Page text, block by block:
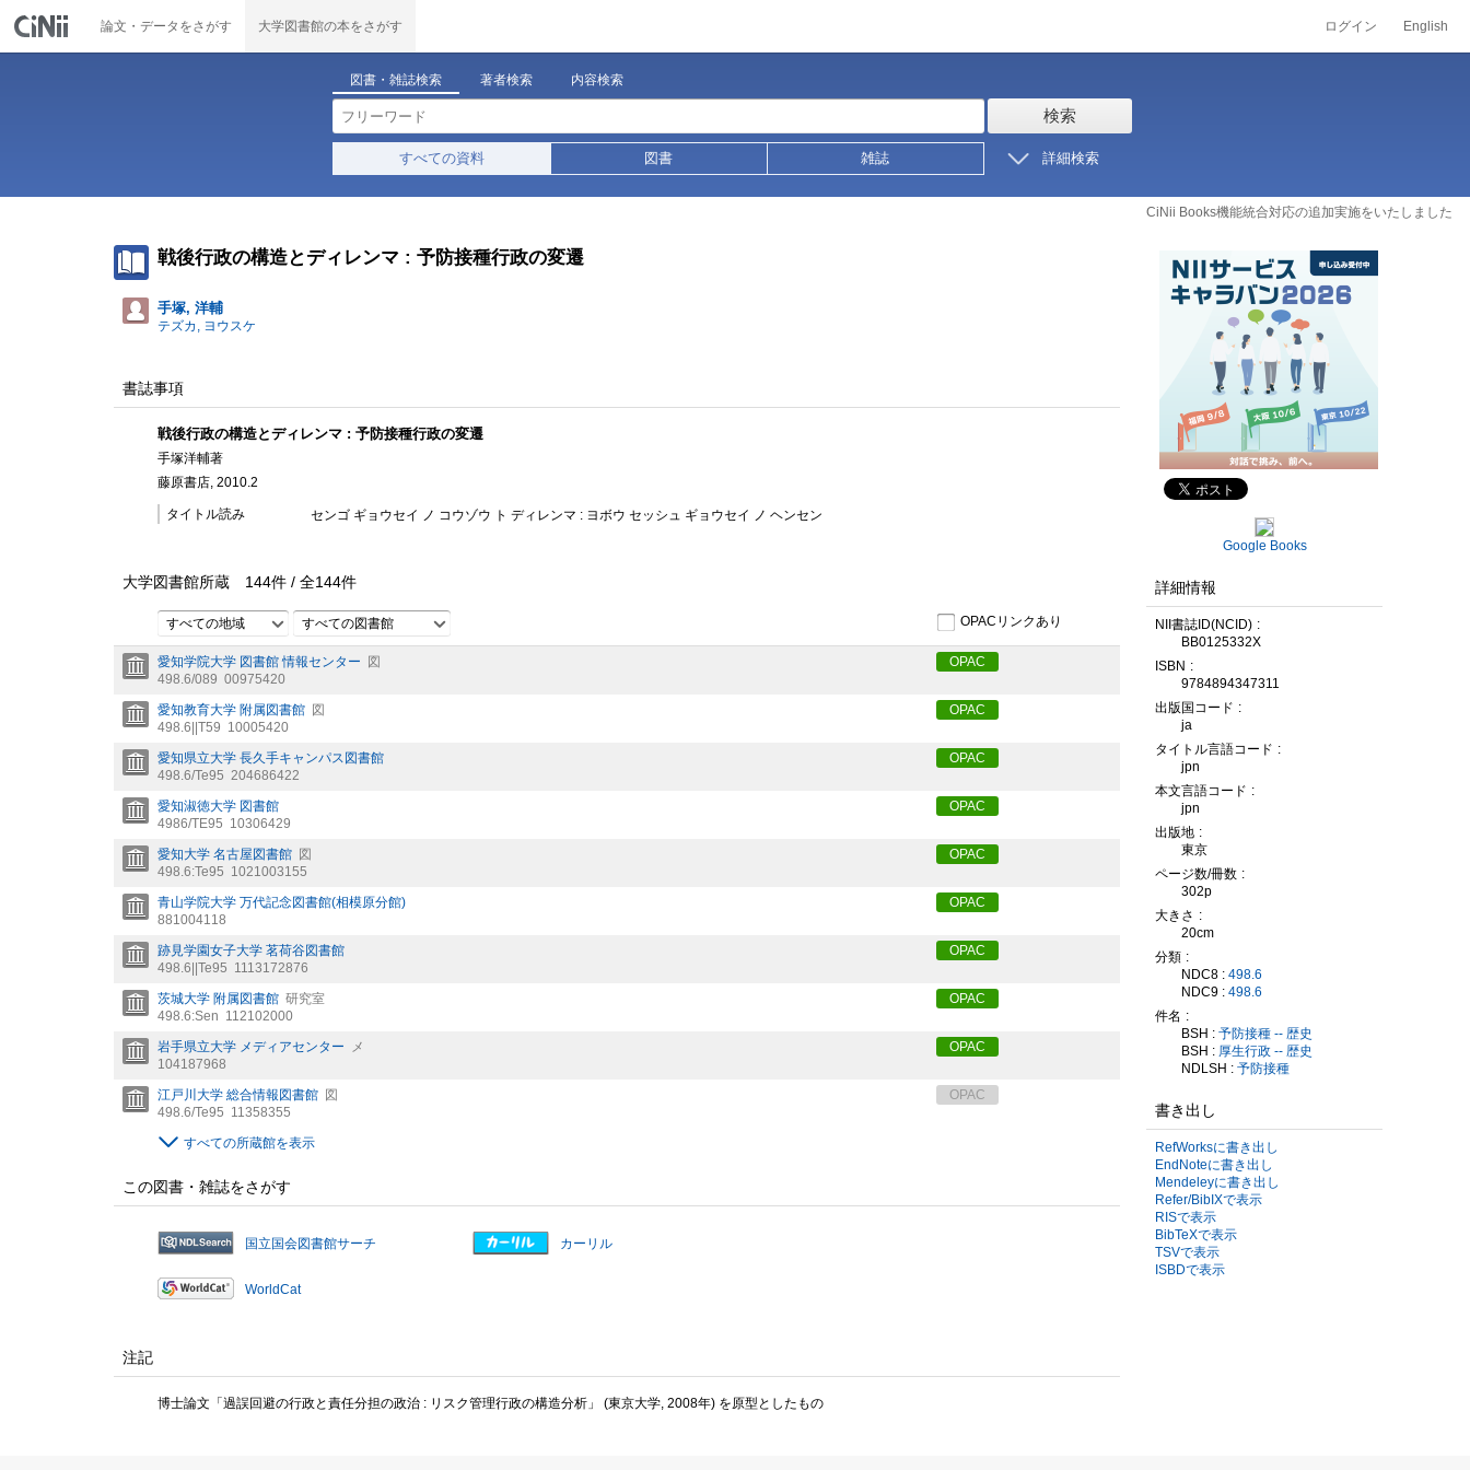
論文・データをさがす 大学図書館の本をさがす ログイン English
図書・雑誌検索 著者検索 内容検索
検索
すべての資料 図書 雑誌 詳細検索
CiNii Books機能統合対応の追加実施をいたしました
戦後行政の構造とディレンマ : 予防接種行政の変遷
手塚, 洋輔
テズカ, ヨウスケ
書誌事項
戦後行政の構造とディレンマ : 予防接種行政の変遷
手塚洋輔著
藤原書店, 2010.2
タイトル読み センゴ ギョウセイ ノ コウゾウ ト ディレンマ : ヨボウ セッシュ ギョウセイ ノ ヘンセン
大学図書館所蔵 144件 / 全144件
すべての地域 すべての図書館 OPACリンクあり
愛知学院大学 図書館 情報センター 図
498.6/089 00975420
OPAC
愛知教育大学 附属図書館 図
498.6||T59 10005420
OPAC
愛知県立大学 長久手キャンパス図書館
498.6/Te95 204686422
OPAC
愛知淑徳大学 図書館
4986/TE95 10306429
OPAC
愛知大学 名古屋図書館 図
498.6:Te95 1021003155
OPAC
青山学院大学 万代記念図書館(相模原分館)
881004118
OPAC
跡見学園女子大学 茗荷谷図書館
498.6||Te95 1113172876
OPAC
茨城大学 附属図書館 研究室
498.6:Sen 112102000
OPAC
岩手県立大学 メディアセンター
メ
104187968
OPAC
江戸川大学 総合情報図書館 図
498.6/Te95 11358355
OPAC
すべての所蔵館を表示
この図書・雑誌をさがす
国立国会図書館サーチ カーリル
WorldCat
注記
博士論文「過誤回避の行政と責任分担の政治 : リスク管理行政の構造分析」 (東京大学, 2008年) を原型としたもの
Google Books
詳細情報
NII書誌ID(NCID)
BB0125332X
ISBN
9784894347311
出版国コード
ja
タイトル言語コード
jpn
本文言語コード
jpn
出版地
東京
ページ数/冊数
302p
大きさ
20cm
分類
NDC8 : 498.6
NDC9 : 498.6
件名
BSH : 予防接種 -- 歴史
BSH : 厚生行政 -- 歴史
NDLSH : 予防接種
書き出し
RefWorksに書き出し
EndNoteに書き出し
Mendeleyに書き出し
Refer/BibIXで表示
RISで表示
BibTeXで表示
TSVで表示
ISBDで表示